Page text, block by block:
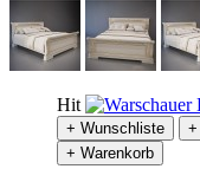
Hit
+ Wunschliste
+
+ Warenkorb